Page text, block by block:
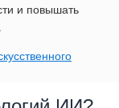
и повышать